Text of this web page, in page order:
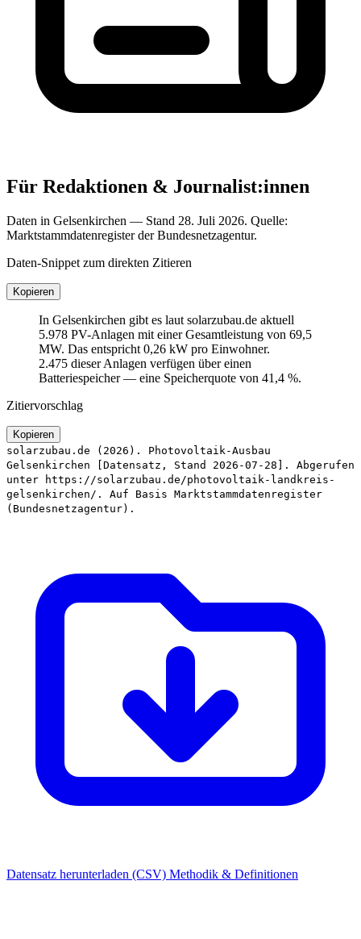
Für Redaktionen & Journalist:innen
Daten in Gelsenkirchen — Stand 28. Juli 2026. Quelle:
Marktstammdatenregister der Bundesnetzagentur.
Daten-Snippet zum direkten Zitieren
Kopieren
In Gelsenkirchen gibt es laut solarzubau.de aktuell
5.978 PV-Anlagen mit einer Gesamtleistung von 69,5
MW. Das entspricht 0,26 kW pro Einwohner.
2.475 dieser Anlagen verfügen über einen
Batteriespeicher — eine Speicherquote von 41,4 %.
Zitiervorschlag
Kopieren
solarzubau.de (2026). Photovoltaik-Ausbau
Gelsenkirchen [Datensatz, Stand 2026-07-28]. Abgerufen
unter https://solarzubau.de/photovoltaik-landkreis-
gelsenkirchen/. Auf Basis Marktstammdatenregister
(Bundesnetzagentur).
Datensatz herunterladen (CSV) Methodik & Definitionen